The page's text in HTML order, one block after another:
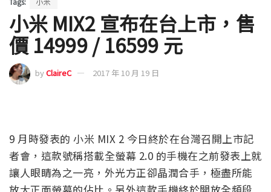
小米 MIX2 宣布在台上市，售
價 14999 / 16599 元
byClaireC 2017 年 10 月 19 日
9 月時發表的 小米 MIX 2 今日終於在台灣召開上市記
者會，這款號稱搭載全螢幕 2.0 的手機在之前發表上就
讓人眼睛為之一亮，外光方正卻晶潤合手，極盡所能